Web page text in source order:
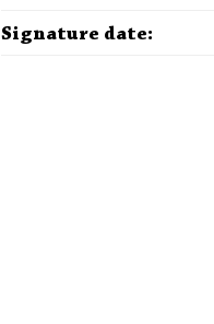
Signature date: